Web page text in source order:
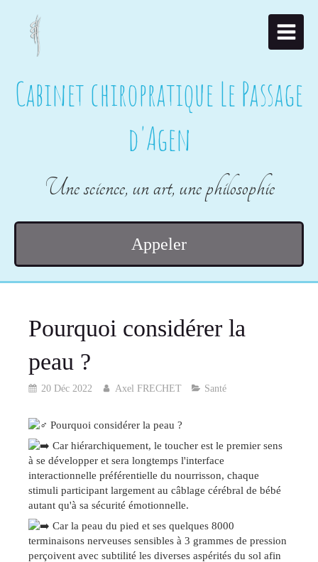
Cabinet chiropratique Le Passage
d'Agen
Une science, un art, une philosophie
Appeler
Pourquoi considérer la
peau ?
20 Déc 2022 Axel FRECHET Santé
Pourquoi considérer la peau ?
Car hiérarchiquement, le toucher est le premier sens
à se développer et sera longtemps l'interface
interactionnelle préférentielle du nourrisson, chaque
stimuli participant largement au câblage cérébral de bébé
autant qu'à sa sécurité émotionnelle.
Car la peau du pied et ses quelques 8000
terminaisons nerveuses sensibles à 3 grammes de pression
perçoivent avec subtilité les diverses aspérités du sol afin